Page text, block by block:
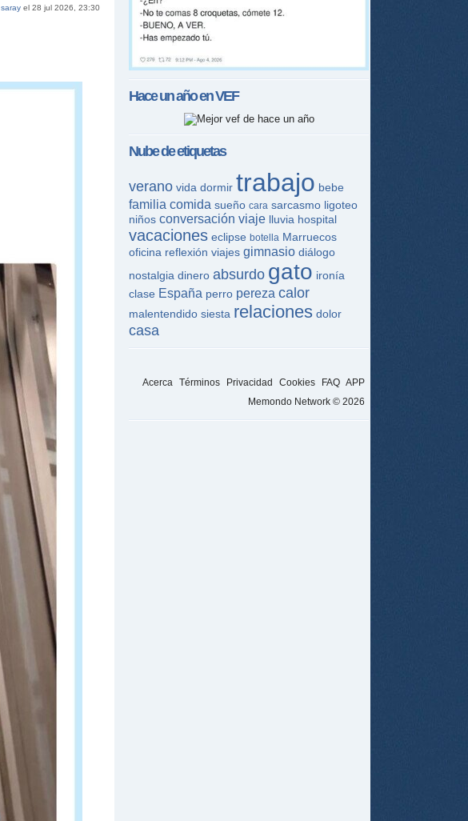
saray el 28 jul 2026, 23:30
Hace un año enVEF
Nube de etiquetas
verano vida dormir trabajo bebe
familia comida sueño cara sarcasmo ligoteo
niños conversación viaje lluvia hospital
vacaciones eclipse botella Marruecos
oficina reflexión viajes gimnasio diálogo
nostalgia dinero absurdo gato ironía
clase España perro pereza calor
malentendido siesta relaciones dolor
casa
Acerca Términos Privacidad Cookies FAQ APP
Memondo Network © 2026